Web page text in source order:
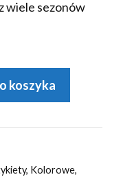
wiele sezonów
koszyka
, Kolorowe,